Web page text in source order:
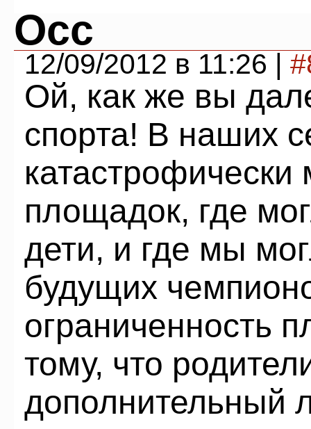
Осс
12/09/2012 в 11:26 |
Ой, как же вы
спорта! В наших
площадок, где
дети, и где мы
будущих
ограниченность
тому, что
дополнительный